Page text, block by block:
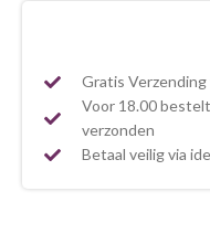
Gratis Verzending
Voor 18.00
verzonden
Betaal veilig via